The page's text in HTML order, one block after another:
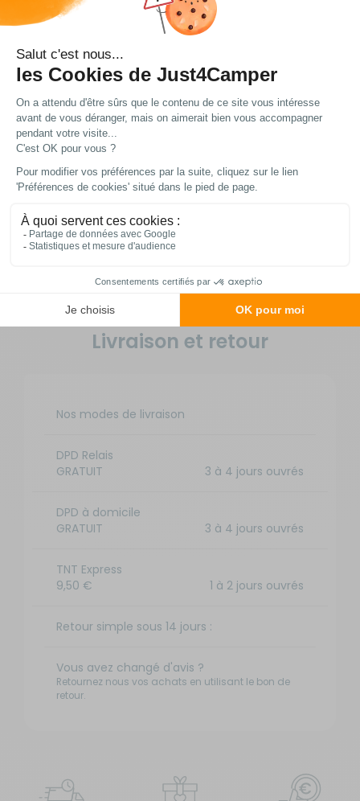
Tension de sortie
Courant de charge: de 4A à 70A selon le
Compatible avec les batteries : Lithium
(LiFePO4), AGM, Gel, Acide
Technologie de charge
Absorption / Floating)
Sécurités intégrées: inversion de polarité,
Position / fixation : horizontale et
verticale
Livré avec: Notice et fusible
Livraison et retour
Nos modes de livraison
DPD Relais
GRATUIT
3 à 4 jours ouvrés
DPD à domicile
GRATUIT
3 à 4 jours ouvrés
TNT Express
9,50 €
1 à 2 jours ouvrés
Retour simple sous 14 jours :
Vous avez changé d'avis ?
Retournez nous vos achats en utilisant le bon de
retour.